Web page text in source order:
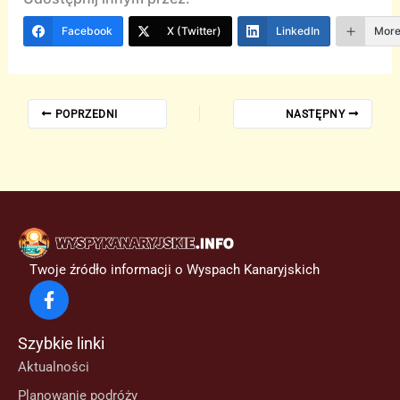
Facebook X (Twitter) LinkedIn
POPRZEDNI NASTĘPNY
Twoje źródło informacji o Wyspach Kanaryjskich
Szybkie linki
Aktualności
Planowanie podróży